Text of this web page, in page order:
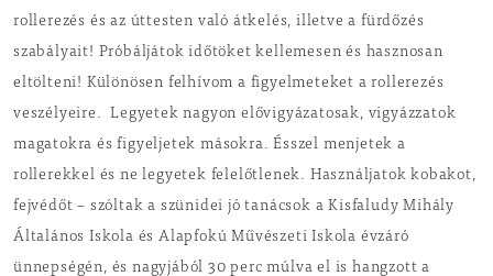
rollerezés és az úttesten való átkelés, illetve a fürdőzés
szabályait! Próbáljátok időtöket kellemesen és hasznosan
eltölteni! Különösen felhívom a figyelmeteket a rollerezés
veszélyeire. Legyetek nagyon elővigyázatosak, vigyázzatok
magatokra és figyeljetek másokra. Ésszel menjetek a
rollerekkel és ne legyetek felelőtlenek. Használjatok kobakot,
fejvédőt – szóltak a szünidei jó tanácsok a Kisfaludy Mihály
Általános Iskola és Alapfokú Művészeti Iskola évzáró
ünnepségén, és nagyjából 30 perc múlva el is hangzott a